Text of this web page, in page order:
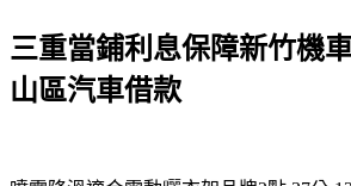
於
三重當鋪利息保障新竹機
山區汽車借款